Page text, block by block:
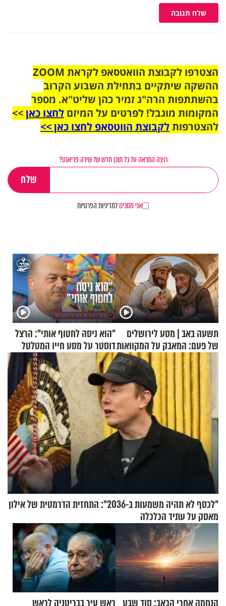
שלח תגובה
הצטרפו לקבוצת הוואטסאפ לקראת ZOOM
ההשקה שיתקיים בתחילת השבוע הקרוב
בהשתתפות הרה"ג זמיר כהן שליט"א. מספר
המקומות מוגבל! לפרטים על המיזם לחצו כאן>>
להצטרפותלקבוצת הווטסאפ לחצו כאן >>
רוצה התראה על כל תוכן חדש של שירה פריאנט?
אני מסכיםלמדיניות הפרטיות
תשעה באב | מסע לירושלים
של פעם: המאבק על המקוואות
"הוא ניסה לחטוף אותי": הרצל
דוסטר על מסע חייו המטלטל
"לכסף לא תהיה משמעות ב-2036": התחזית הדרמטית של אילון
מאסק על עתיד הכלכלה
הנחמה אחרי הכאב: סוד שבע ראש עיר בבריטניה לראש